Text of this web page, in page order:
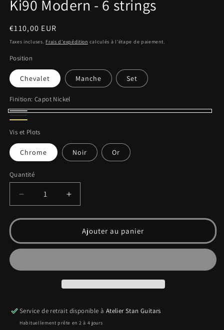
modale
modale
Ki90 Modern - 6 strings
Prix
habituel
€110,00 EUR
Taxes incluses. Frais d'expédition calculés à l'étape de paiement.
Position
Chevalet Manche Set
Finition: Capot Nickel
Capot
Nickel
Capot
Noir
Vis et Plots
Chrome Noir Or
Quantité
Quantité
Réduire
la
quantité
Ki90
Modern
6
Augmenter
la
quantité
Ki90
Modern
6
strings
Ajouter au panier
Service de retrait disponible à Atelier Stan Guitars
Habituellement prête en 2 à 4 jours